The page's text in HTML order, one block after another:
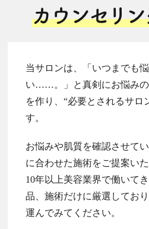
当サロンは、「いつまでも
い……。」と真剣にお悩みの
を作り、“必要とされるサロ
す。
お悩みや肌質を確認させて
に合わせた施術をご提案いた
10年以上美容業界で働いて
品、施術だけに厳選してお
運んでみてください。